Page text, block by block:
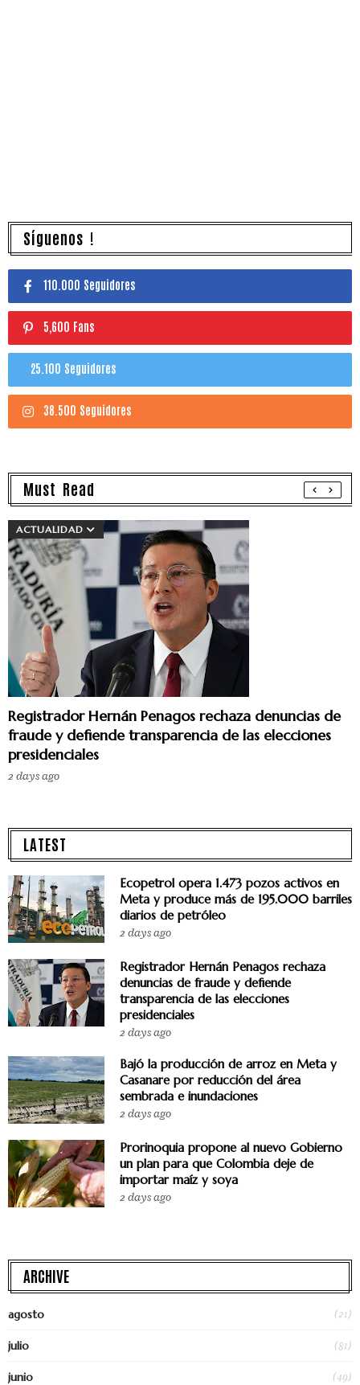
Síguenos !
110.000 Seguidores
5,600 Fans
25.100 Seguidores
38.500 Seguidores
Must Read
ACTUALIDAD
Registrador Hernán Penagos rechaza denuncias de
fraude y defiende transparencia de las elecciones
presidenciales
2 days ago
LATEST
Ecopetrol opera 1.473 pozos activos en
Meta y produce más de 195.000 barriles
diarios de petróleo
2 days ago
Registrador Hernán Penagos rechaza
denuncias de fraude y defiende
transparencia de las elecciones
presidenciales
2 days ago
Bajó la producción de arroz en Meta y
Casanare por reducción del área
sembrada e inundaciones
2 days ago
Prorinoquia propone al nuevo Gobierno
un plan para que Colombia deje de
importar maíz y soya
2 days ago
ARCHIVE
agosto (21)
julio (81)
junio (49)